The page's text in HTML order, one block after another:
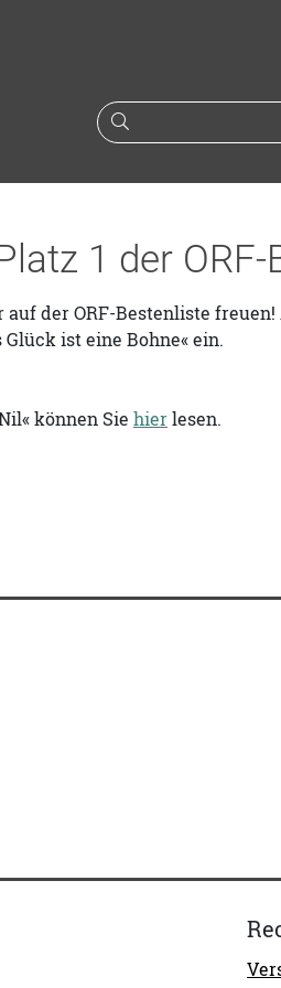
1 der
der ORF-Bestenliste freuen!
ist eine Bohne« ein.
können Sie hierlesen.